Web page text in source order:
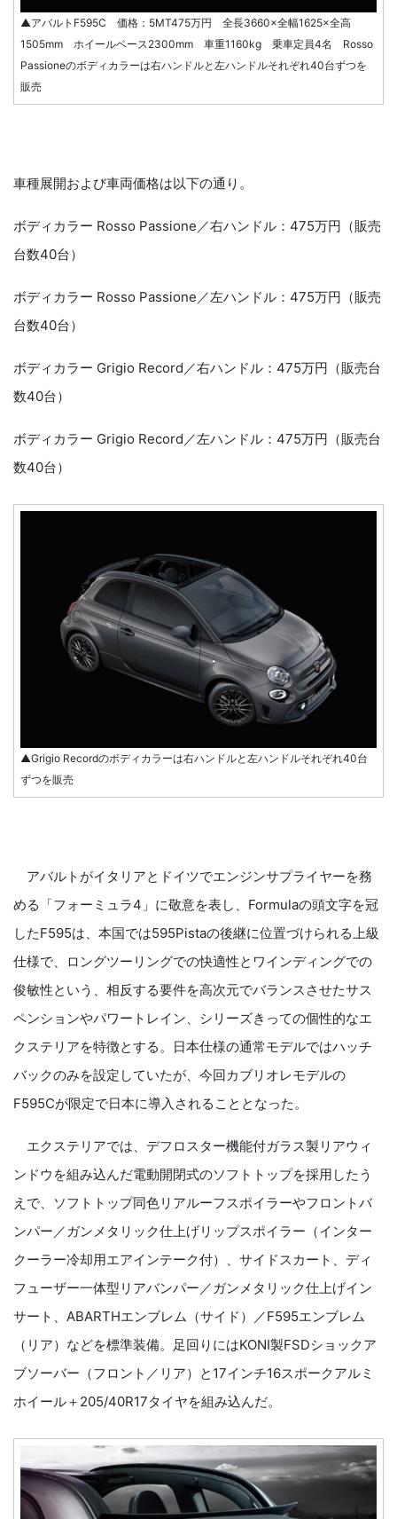
▲アバルトF595C 価格：5MT475万円 全長3660×全幅1625×全高
1505mm ホイールベース2300mm 車重1160kg 乗車定員4名 Rosso
Passioneのボディカラーは右ハンドルと左ハンドルそれぞれ40台ずつを
販売
車種展開および車両価格は以下の通り。
ボディカラー Rosso Passione／右ハンドル：475万円（販売
台数40台）
ボディカラー Rosso Passione／左ハンドル：475万円（販売
台数40台）
ボディカラー Grigio Record／右ハンドル：475万円（販売台
数40台）
ボディカラー Grigio Record／左ハンドル：475万円（販売台
数40台）
▲Grigio Recordのボディカラーは右ハンドルと左ハンドルそれぞれ40台
ずつを販売
アバルトがイタリアとドイツでエンジンサプライヤーを務
める「フォーミュラ4」に敬意を表し、Formulaの頭文字を冠
したF595は、本国では595Pistaの後継に位置づけられる上級
仕様で、ロングツーリングでの快適性とワインディングでの
俊敏性という、相反する要件を高次元でバランスさせたサス
ペンションやパワートレイン、シリーズきっての個性的なエ
クステリアを特徴とする。日本仕様の通常モデルではハッチ
バックのみを設定していたが、今回カブリオレモデルの
F595Cが限定で日本に導入されることとなった。
エクステリアでは、デフロスター機能付ガラス製リアウィ
ンドウを組み込んだ電動開閉式のソフトトップを採用したう
えで、ソフトトップ同色リアルーフスポイラーやフロントバ
ンパー／ガンメタリック仕上げリップスポイラー（インター
クーラー冷却用エアインテーク付）、サイドスカート、ディ
フューザー一体型リアバンパー／ガンメタリック仕上げイン
サート、ABARTHエンブレム（サイド）／F595エンブレム
（リア）などを標準装備。足回りにはKONI製FSDショックア
ブソーバー（フロント／リア）と17インチ16スポークアルミ
ホイール＋205/40R17タイヤを組み込んだ。